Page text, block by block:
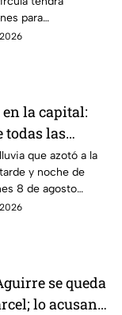
mes
para
vehículos en la
la capital:
todas las
en CDMX
7 de
que azotó a la
y noche de
8 de agosto
y otras
se queda
lo acusan